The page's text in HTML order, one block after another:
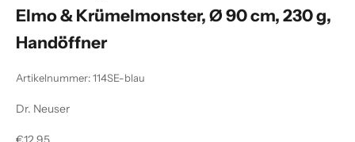
Elmo & Krümelmonster, Ø 90 cm, 230 g,
Handöffner
Artikelnummer: 114SE-blau
Dr. Neuser
Angebot